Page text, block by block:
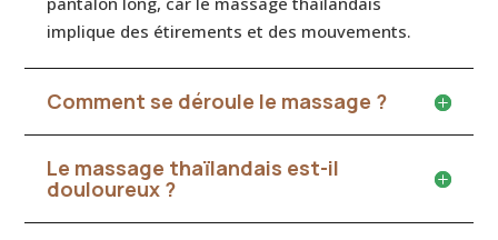
implique des étirements et des mouvements.
Comment se déroule le massage ?
Le massage thaïlandais est-il
douloureux ?